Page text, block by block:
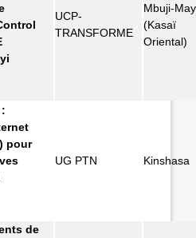
UCP-
TRANSFORME
Mbuji-
(Kasaï
Oriental)
pour
UG PTN Kinshasa
de